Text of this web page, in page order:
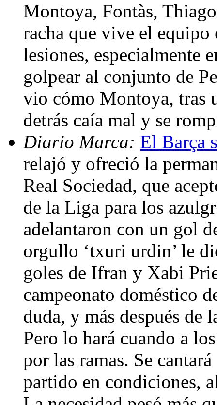
Montoya, Fontàs,
racha que vive el equipo
lesiones, especialmente
golpear al conjunto de
vio cómo Montoya, tras
detrás caía mal y se
Diario Marca: El Barça
relajó y ofreció la
Real Sociedad, que
de la Liga para los
adelantaron con un gol
orgullo ‘txuri urdin’ le
goles de Ifran y Xabi
campeonato doméstico
duda, y más después de
Pero lo hará cuando a
por las ramas. Se
partido en condiciones,